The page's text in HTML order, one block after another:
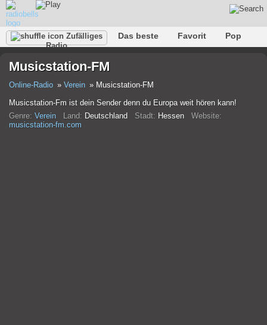
Zufälliges
Radio
Das beste Favorit
Pop
Rap
Trans Falk
Musicstation-FM
Online-Radio Verein
Musicstation-FM
Musicstation-Fm ist dein Sender denn du Europa weit hören kann!
Genre: Verein Land: Deutschland Stadt: Hessen Website:
musicstation-fm.com